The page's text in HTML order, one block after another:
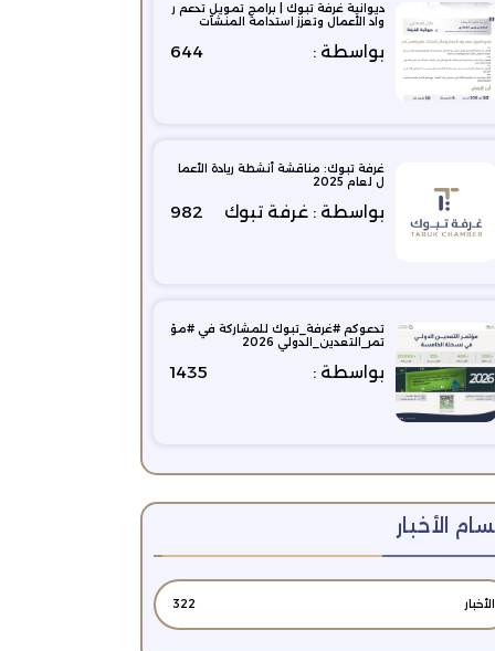
ديوانية غرفة تبوك | برامج تمويل تدعم ر
واد الأعمال وتعزز استدامة المنشآت
بواسطة : 644
غرفة تبوك: مناقشة أنشطة ريادة الأعما
ل لعام 2025
بواسطة : غرفة تبوك 982
تدعوكم #غرفة_تبوك للمشاركة في #مؤ
تمر_التعدين_الدولي 2026
بواسطة : 1435
الأخبار
الأخبار 322